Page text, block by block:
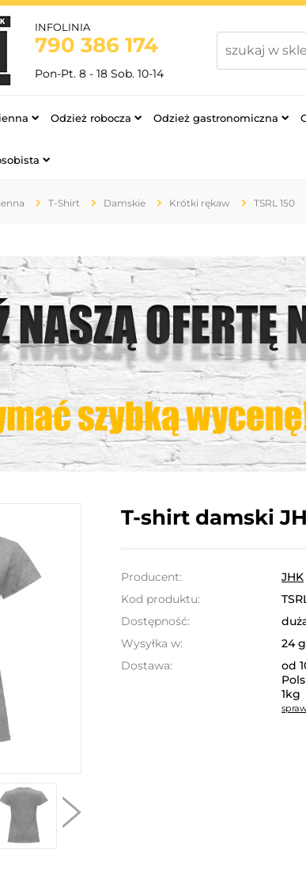
INFOLINIA
790 386 174
Pon-Pt. 8 - 18 Sob. 10-14
Odzież robocza Odzież gastronomiczna
T-Shirt Damskie Krótki rękaw TSRL 150
T-shirt damski
Producent:
JHK
Kod produktu:
Dostępność:
Wysyłka w:
24
Dostawa:
od
1kg